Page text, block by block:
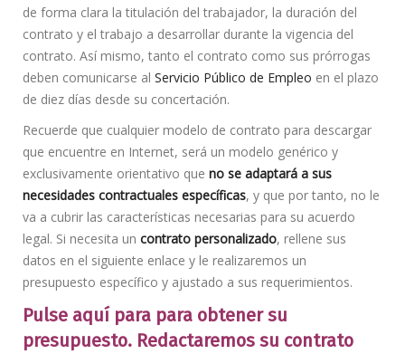
de forma clara la titulación del trabajador, la duración del
contrato y el trabajo a desarrollar durante la vigencia del
contrato. Así mismo, tanto el contrato como sus prórrogas
deben comunicarse al Servicio Público de Empleo en el plazo
de diez días desde su concertación.
Recuerde que cualquier modelo de contrato para descargar
que encuentre en Internet, será un modelo genérico y
exclusivamente orientativo que no se adaptará a sus
necesidades contractuales específicas, y que por tanto, no le
va a cubrir las características necesarias para su acuerdo
legal. Si necesita un contrato personalizado, rellene sus
datos en el siguiente enlace y le realizaremos un
presupuesto específico y ajustado a sus requerimientos.
Pulse aquí para para obtener su
presupuesto. Redactaremos su contrato